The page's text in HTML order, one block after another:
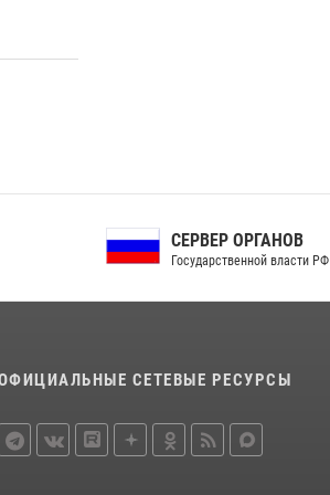
СЕРВЕР ОРГАНОВ
Государственной власти РФ
СЕТЕВЫЕ РЕСУРСЫ